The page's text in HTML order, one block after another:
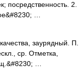
посредственность. 2.
…
заурядный. П.
ср. Отметка,
…